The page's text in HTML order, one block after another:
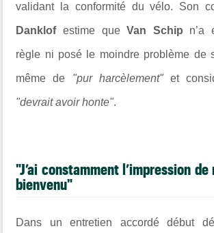
validant la conformité du vélo. Son
Danklofestime queVan Schip n’a
règle ni posé le moindre problème de
même de "pur harcèlement"et
"devrait avoir honte".
"J’ai constamment l’impression
bienvenu"
Dans un entretien accordé début